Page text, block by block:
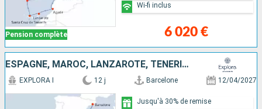
Pension complète 6 020 €
Wi-fi inclus
ESPAGNE, MAROC, LANZAROTE, TENERIFE, PORTUGAL
EXPLORA I 12 j Barcelone 12/04/2027
Jusqu'à 30% de remise